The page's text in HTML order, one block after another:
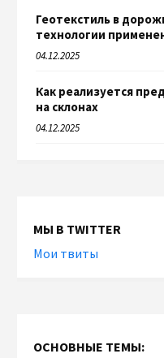
Геотекстиль в
технологии
04.12.2025
Как реализуется
на склонах
04.12.2025
МЫ В TWITTER
Мои твиты
ОСНОВНЫЕ ТЕМЫ: